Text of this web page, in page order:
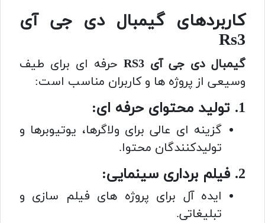
کاربردهای گیمبال دی جی آی
Rs3
گیمبال دی جی آی RS3
حرفه ای برای طیف
وسیعی از پروژه ها و کاربران مناسب است:
1. تولید محتوای حرفه ای:
گزینه ای عالی برای ولاگرها، یوتیوبرها و
تولیدکنندگان محتوا.
2. فیلم برداری سینمایی:
ایده آل برای پروژه های فیلم سازی و
تبلیغاتی.